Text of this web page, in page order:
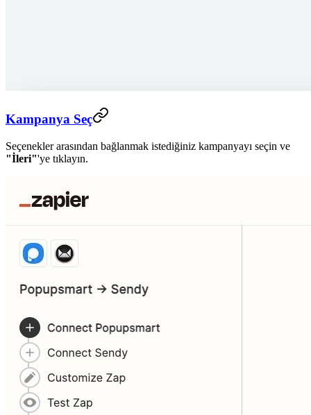
Kampanya Seç
Seçenekler arasından bağlanmak istediğiniz kampanyayı seçin ve
"İleri"'ye tıklayın.